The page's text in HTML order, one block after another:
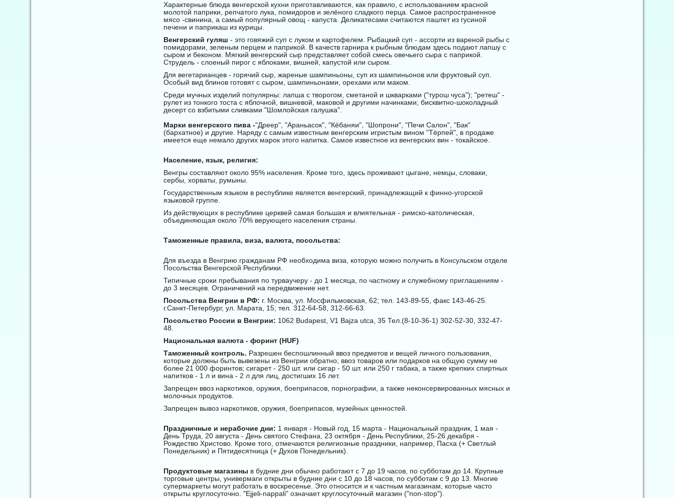
Характерные блюда венгерской кухни приготавливаются, как правило, с использованием красной
молотой паприки, репчатого лука, помидоров и зелёного сладкого перца. Самое распространенное
мясо -свинина, а самый популярный овощ - капуста. Деликатесами считаются паштет из гусиной
печени и паприкаш из курицы.
Венгерский гуляш - это говяжий суп с луком и картофелем. Рыбацкий суп - ассорти из вареной рыбы с
помидорами, зеленым перцем и паприкой. В качеств гарнира к рыбным блюдам здесь подают лапшу с
сыром и беконом. Мягкий венгерский сыр представляет собой смесь овечьего сыра с паприкой.
Струдель - слоеный пирог с яблоками, вишней, капустой или сыром.
Для вегетарианцев - горячий сыр, жареные шампиньоны, суп из шампиньонов или фруктовый суп.
Особый вид блинов готовят с сыром, шампиньонами, орехами или маком.
Среди мучных изделий популярны: лапша с творогом, сметаной и шкварками ("турош чуса"); "ретеш" -
рулет из тонкого тоста с яблочной, вишневой, маковой и другими начинками; бисквитно-шоколадный
десерт со взбитыми сливками "Шомлойская галушка".
Марки венгерского пива -"Дреер", "Араньасок", "Кёбаняи", "Шопрони", "Печи Салон", "Бак"
(бархатное) и другие. Наряду с самым известным венгерским игристым вином "Тёрпей", в продаже
имеется еще немало других марок этого напитка. Самое известное из венгерских вин - токайское.
Население, язык, религия:
Венгры составляют около 95% населения. Кроме того, здесь проживают цыгане, немцы, словаки,
сербы, хорваты, румыны.
Государственным языком в республике является венгерский, принадлежащий к финно-угорской
языковой группе.
Из действующих в республике церквей самая большая и влиятельная - римско-католическая,
объединяющая около 70% верующего населения страны.
Таможенные правила, виза, валюта, посольства:
Для въезда в Венгрию гражданам РФ необходима виза, которую можно получить в Консульском отделе
Посольства Венгерской Республики.
Типичные сроки пребывания по турваучеру - до 1 месяца, по частному и служебному приглашениям -
до 3 месяцев. Ограничений на передвижение нет.
Посольства Венгрии в РФ: г. Москва, ул. Мосфильмовская, 62; тел. 143-89-55, факс 143-46-25.
г.Санкт-Петербург, ул. Марата, 15; тел. 312-64-58, 312-66-63.
Посольство России в Венгрии: 1062 Budapest, V1 Bajza utca, 35 Тел.(8-10-36-1) 302-52-30, 332-47-
48.
Национальная валюта - форинт (HUF)
Таможенный контроль. Разрешен беспошлинный ввоз предметов и вещей личного пользования,
которые должны быть вывезены из Венгрии обратно; ввоз товаров или подарков на общую сумму не
более 21 000 форинтов; сигарет - 250 шт. или сигар - 50 шт. или 250 г табака, а также крепких спиртных
напитков - 1 л и вина - 2 л для лиц, достигших 16 лет.
Запрещен ввоз наркотиков, оружия, боеприпасов, порнографии, а также неконсервированных мясных и
молочных продуктов.
Запрещен вывоз наркотиков, оружия, боеприпасов, музейных ценностей.
Праздничные и нерабочие дни: 1 января - Новый год, 15 марта - Национальный праздник, 1 мая -
День Труда, 20 августа - День святого Стефана, 23 октября - День Республики, 25-26 декабря -
Рождество Христово. Кроме того, отмечаются религиозные праздники, например, Пасха (+ Светлый
Понедельник) и Пятидесятница (+ Духов Понедельник).
Продуктовые магазины в будние дни обычно работают с 7 до 19 часов, по субботам до 14. Крупные
торговые центры, универмаги открыты в будние дни с 10 до 18 часов, по субботам с 9 до 13. Многие
супермаркеты могут работать в воскресенье. Это относится и к частным магазинам, которые часто
открыты круглосуточно. "Ejjeli-nappali" означает круглосуточный магазин ("non-stop").